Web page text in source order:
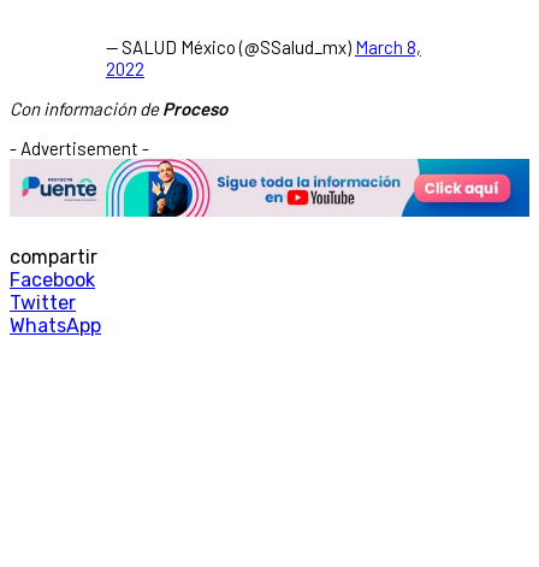
— SALUD México (@SSalud_mx) March 8,
2022
Con información deProceso
- Advertisement -
compartir
Facebook
Twitter
WhatsApp